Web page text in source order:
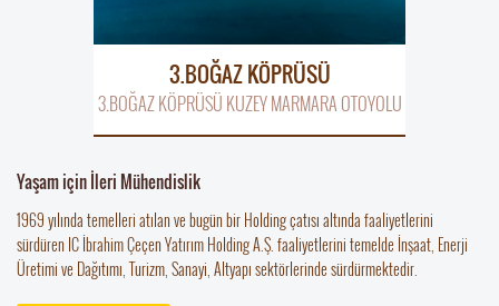
3.BOĞAZ KÖPRÜSÜ
3.BOĞAZ KÖPRÜSÜ KUZEY MARMARA OTOYOLU
Yaşam için İleri Mühendislik
1969 yılında temelleri atılan ve bugün bir Holding çatısı altında faaliyetlerini
sürdüren IC İbrahim Çeçen Yatırım Holding A.Ş. faaliyetlerini temelde İnşaat, Enerji
Üretimi ve Dağıtımı, Turizm, Sanayi, Altyapı sektörlerinde sürdürmektedir.